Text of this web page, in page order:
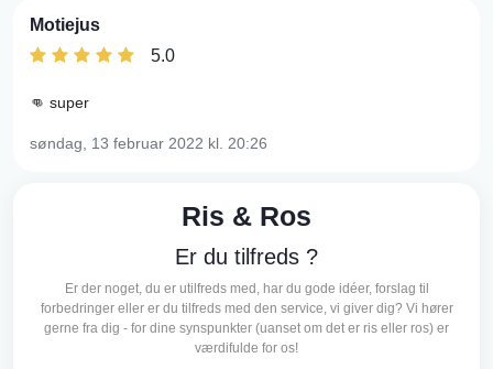
Motiejus
5.0
👊 super
søndag, 13 februar 2022 kl. 20:26
Ris & Ros
Er du tilfreds ?
Er der noget, du er utilfreds med, har du gode idéer, forslag til
forbedringer eller er du tilfreds med den service, vi giver dig? Vi hører
gerne fra dig - for dine synspunkter (uanset om det er ris eller ros) er
værdifulde for os!